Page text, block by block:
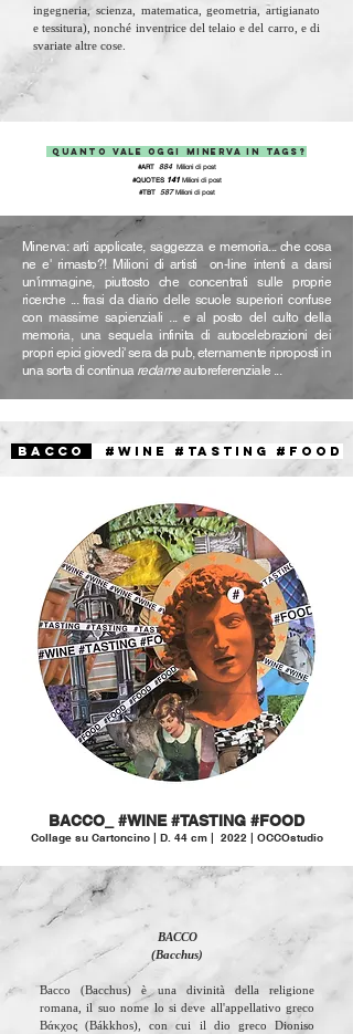
ingegneria, scienza, matematica, geometria, artigianato
e tessitura), nonché inventrice del telaio e del carro, e di
svariate altre cose.
QUANTO VALE OGGI MINERVA IN TAGs?
#ART 884 Milioni di post
#QUOTES 141 Milioni di post
#TBT 587 Milioni di post
Minerva: arti applicate, saggezza e memoria... che cosa
ne e' rimasto?! Milioni di artisti on-line intenti a darsi
un'immagine, piuttosto che concentrati sulle proprie
ricerche ... frasi da diario delle scuole superiori confuse
con massime sapienziali ... e al posto del culto della
memoria, una sequela infinita di autocelebrazioni dei
propri epici giovedi' sera da pub, eternamente riproposti in
una sorta di continua reclameautoreferenziale ...
BACCO #WINE #TASTING #FOOD
BACCO_ #WINE #TASTING #FOOD
Collage su Cartoncino | D. 44 cm | 2022 | OCCOstudio
BACCO
(Bacchus)
Bacco (Bacchus) è una divinità della religione
romana, il suo nome lo si deve all'appellativo greco
Βάκχος (Bákkhos), con cui il dio greco Dioniso